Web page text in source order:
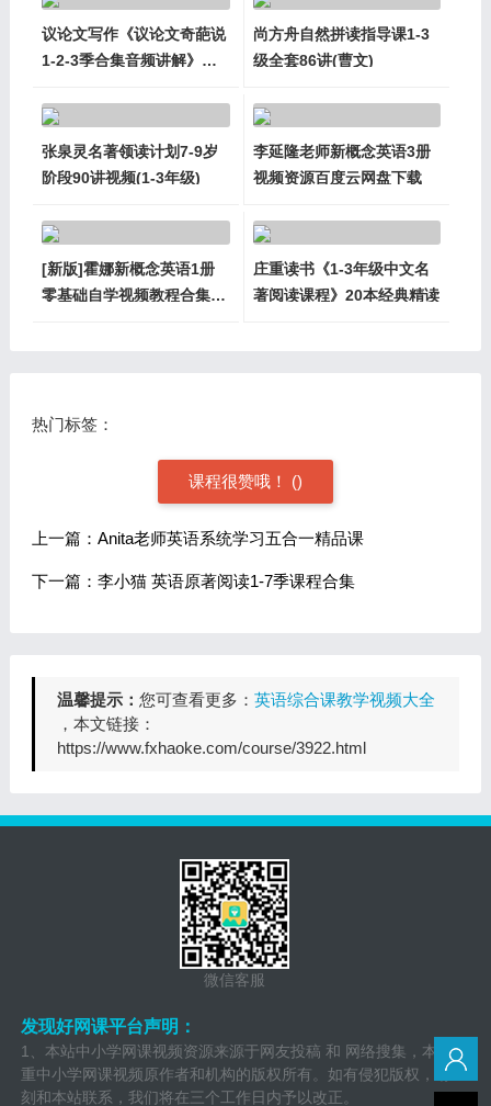
议论文写作《议论文奇葩说
1-2-3季合集音频讲解》
尚方舟自然拼读指导课1-3
级全套86讲(曹文)
张泉灵名著领读计划7-9岁
阶段90讲视频(1-3年级)
李延隆老师新概念英语3册
视频资源百度云网盘下载
[新版]霍娜新概念英语1册
零基础自学视频教程合集
庄重读书《1-3年级中文名
著阅读课程》20本经典精读
热门标签：
课程很赞哦！ ()
上一篇：Anita老师英语系统学习五合一精品课
下一篇：李小猫 英语原著阅读1-7季课程合集
温馨提示： 您可查看更多： 英语综合课教学视频大全
，本文链接：
https://www.fxhaoke.com/course/3922.html
微信客服
发现好网课平台声明：
1、本站中小学网课视频资源来源于网友投稿 和 网络搜集，本站尊
重中小学网课视频原作者和机构的版权所有。如有侵犯版权，请立
刻和本站联系，我们将在三个工作日内予以改正。